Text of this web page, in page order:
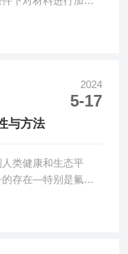
新。气氛保护箱式
，保证温度在炉腔
。3.高效节能：采
低能耗，提高热效
系统，简化...
2024
5-17
与方法
类健康和生态平
的存在—特别是氟、
的测定重要性、常